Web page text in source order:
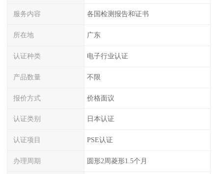
服务内容 各国检测报告和证书
所在地 广东
认证种类 电子行业认证
产品数量 不限
报价方式 价格面议
认证类别 日本认证
认证项目 PSE认证
办理周期 圆形2周菱形1.5个月